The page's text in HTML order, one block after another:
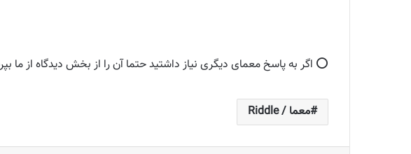
⭕️ اگر به پاسخ معمای دیگری نیاز داشتید حتما آن را از بخش دیدگاه از ما
معما / Riddle